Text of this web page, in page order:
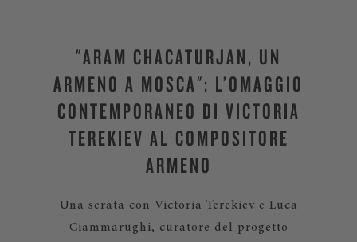
"ARAM CHAČATURJAN, UN
ARMENO A MOSCA": L’OMAGGIO
CONTEMPORANEO DI VICTORIA
TEREKIEV AL COMPOSITORE
ARMENO
Una serata con Victoria Terekiev e Luca
Ciammarughi, curatore del progetto